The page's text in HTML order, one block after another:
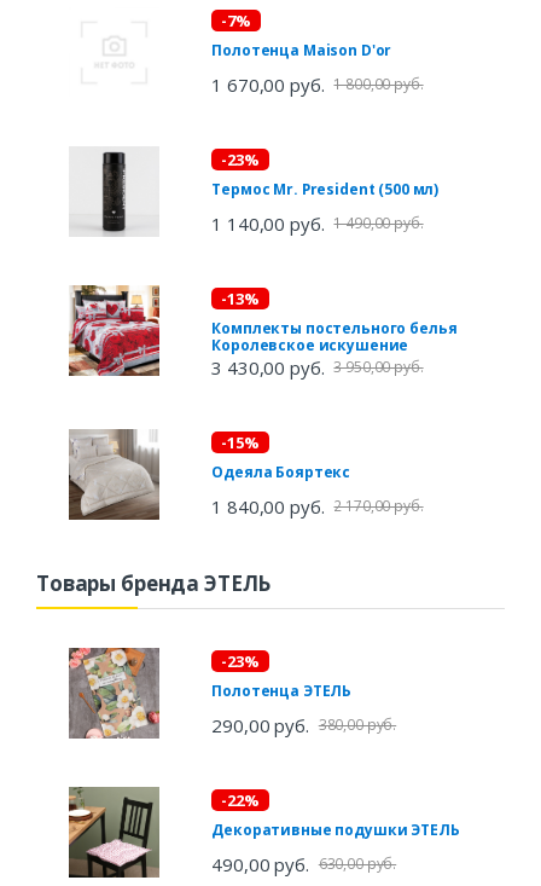
-7%
Полотенца Maison D'or
1 670,00 руб. 1 800,00 руб.
-23%
Термос Mr. President (500 мл)
1 140,00 руб. 1 490,00 руб.
-13%
Комплекты постельного белья
Королевское искушение
3 430,00 руб. 3 950,00 руб.
-15%
Одеяла Бояртекс
1 840,00 руб. 2 170,00 руб.
Товары бренда ЭТЕЛЬ
-23%
Полотенца ЭТЕЛЬ
290,00 руб. 380,00 руб.
-22%
Декоративные подушки ЭТЕЛЬ
490,00 руб. 630,00 руб.